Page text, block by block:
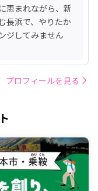
恵まれながら、新
長浜で、やりたか
ジしてみません
プロフィールを見る